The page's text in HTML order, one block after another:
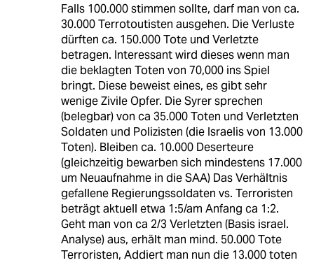
Falls 100.000 stimmen sollte, darf man von ca.
30.000 Terrotoutisten ausgehen. Die Verluste
dürften ca. 150.000 Tote und Verletzte
betragen. Interessant wird dieses wenn man
die beklagten Toten von 70,000 ins Spiel
bringt. Diese beweist eines, es gibt sehr
wenige Zivile Opfer. Die Syrer sprechen
(belegbar) von ca 35.000 Toten und Verletzten
Soldaten und Polizisten (die Israelis von 13.000
Toten). Bleiben ca. 10.000 Deserteure
(gleichzeitig bewarben sich mindestens 17.000
um Neuaufnahme in die SAA) Das Verhältnis
gefallene Regierungssoldaten vs. Terroristen
beträgt aktuell etwa 1:5/am Anfang ca 1:2.
Geht man von ca 2/3 Verletzten (Basis israel.
Analyse) aus, erhält man mind. 50.000 Tote
Terroristen, Addiert man nun die 13.000 toten